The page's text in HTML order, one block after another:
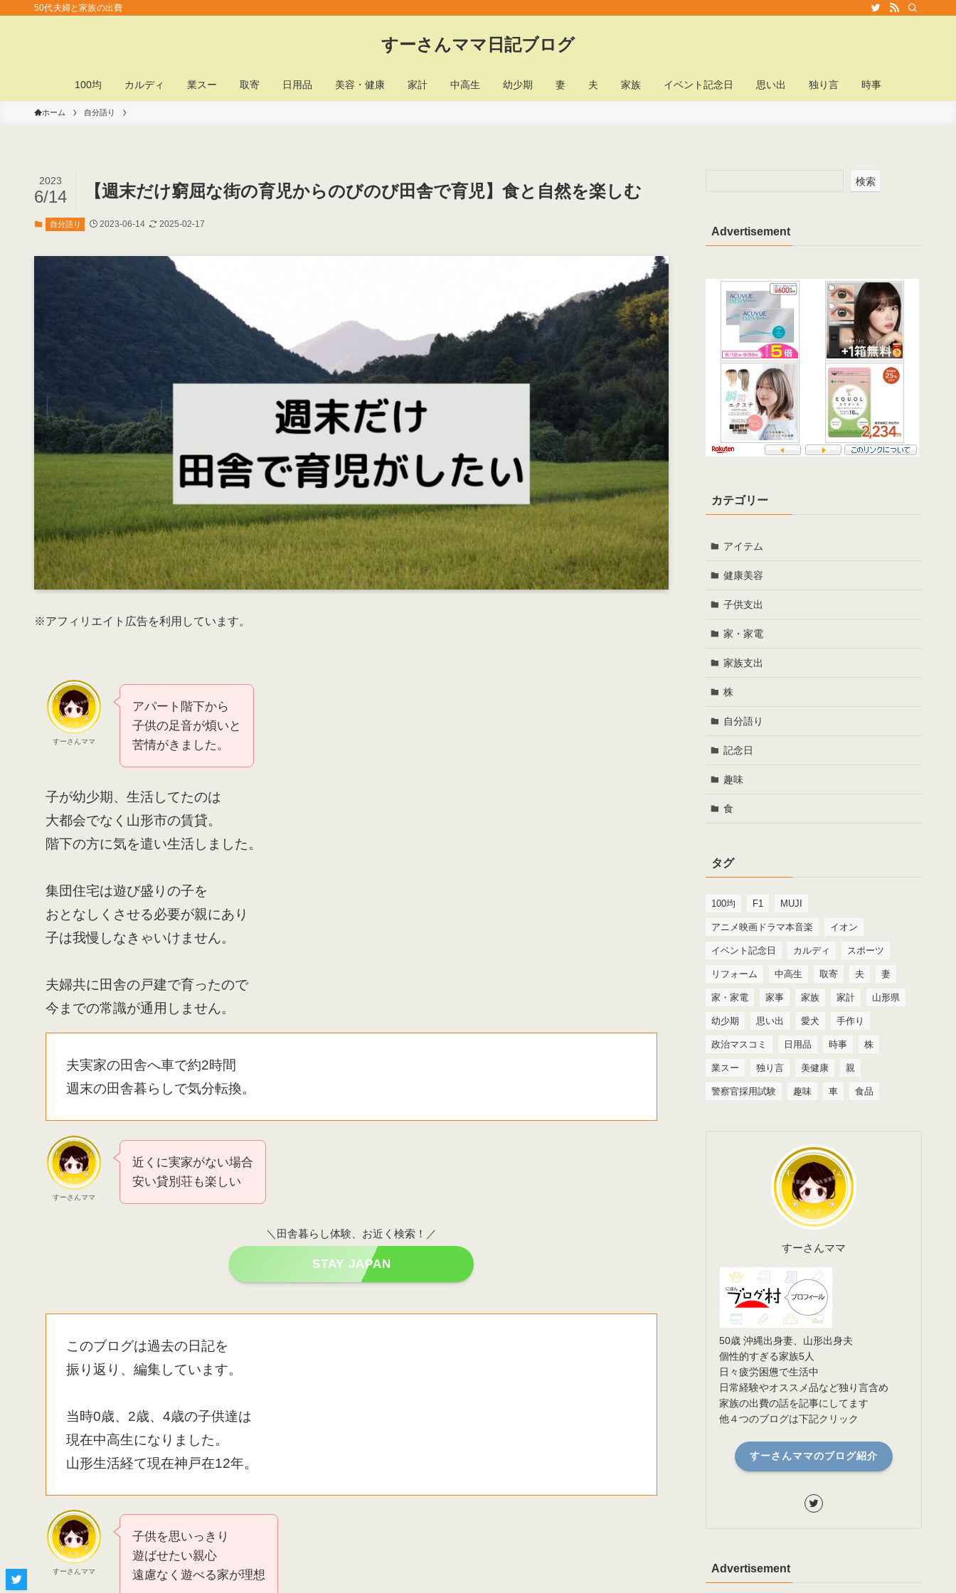
50代夫婦と家族の出費
すーさんママ日記ブログ
100均 カルディ 業スー 取寄 日用品 美容・健康 家計 中高生 幼少期 妻 夫 家族 イベント記念日 思い出 独り言 時事
ホーム 自分語り
【週末だけ窮屈な街の育児からのびのび田舎で育児】食と自然を楽しむ
2023
6/14
自分語り 2023-06-14 2025-02-17
※アフィリエイト広告を利用しています。
すーさんママ
アパート階下から
子供の足音が煩いと
苦情がきました。
子が幼少期、生活してたのは
大都会でなく山形市の賃貸。
階下の方に気を遣い生活しました。
集団住宅は遊び盛りの子を
おとなしくさせる必要が親にあり
子は我慢しなきゃいけません。
夫婦共に田舎の戸建で育ったので
今までの常識が通用しません。
夫実家の田舎へ車で約2時間
週末の田舎暮らしで気分転換。
すーさんママ
近くに実家がない場合
安い貸別荘も楽しい
＼田舎暮らし体験、お近く検索！／
STAY JAPAN
このブログは過去の日記を
振り返り、編集しています。
当時0歳、2歳、4歳の子供達は
現在中高生になりました。
山形生活経て現在神戸在12年。
すーさんママ
子供を思いっきり
遊ばせたい親心
遠慮なく遊べる家が理想
検索
Advertisement
カテゴリー
アイテム
健康美容
子供支出
家・家電
家族支出
株
自分語り
記念日
趣味
食
タグ
100均 F1 MUJI
アニメ映画ドラマ本音楽 イオン
イベント記念日 カルディ スポーツ
リフォーム 中高生 取寄 夫 妻
家・家電 家事 家族 家計 山形県
幼少期 思い出 愛犬 手作り
政治マスコミ 日用品 時事 株
業スー 独り言 美健康 親
警察官採用試験 趣味 車 食品
すーさんママ
50歳 沖縄出身妻、山形出身夫
個性的すぎる家族5人
日々疲労困憊で生活中
日常経験やオススメ品など独り言含め
家族の出費の話を記事にしてます
他４つのブログは下記クリック
すーさんママのブログ紹介
Advertisement